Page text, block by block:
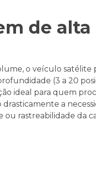
de alta
o veículo satélite
(3 a 20
ideal para quem
a
ou rastreabilidade da